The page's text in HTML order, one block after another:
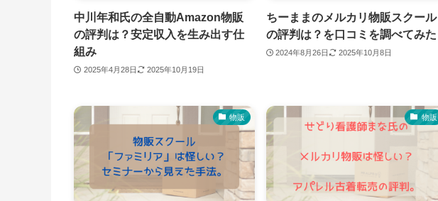
中川年和氏の全自動Amazon物販
の評判は？安定収入を生み出す仕
組み
2025年4月28日 2025年10月19日
ちーままのメルカリ物販スクール
の評判は？を口コミを調べてみた
2024年8月26日 2025年10月8日
物販 物販